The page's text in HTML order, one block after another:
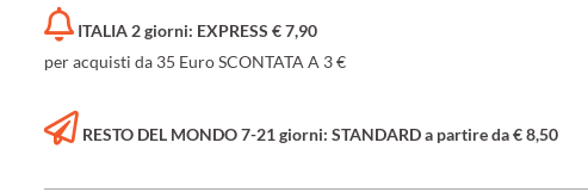
ITALIA 2 giorni: EXPRESS € 7,90
per acquisti da 35 Euro SCONTATA A 3 €
RESTO DEL MONDO 7-21 giorni: STANDARD a partire da € 8,50